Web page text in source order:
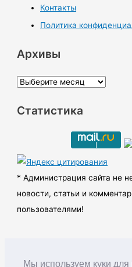
Мы используем куки
Контакты
Политика
Архивы
А
х
ы
Статистика
* Администрация сайта не
новости, статьи и
пользователями!